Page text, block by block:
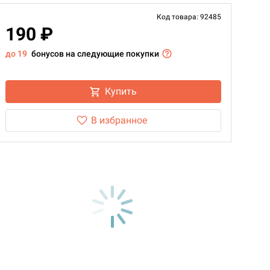
Код товара: 92485
190 ₽
до 19 бонусов на следующие покупки
Купить
В избранное